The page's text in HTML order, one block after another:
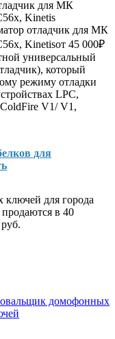
отладчик для МК
Kinetisот 45 000₽
универсальный
который
режиму отладки
LPC,
V1/ V1,
для
ключей для города
в 40
домофонных